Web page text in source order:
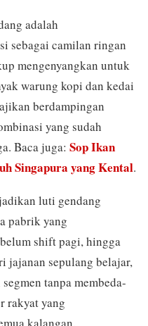
adalah
sebagai camilan ringan
mengenyangkan untuk
warung kopi dan kedai
berdampingan
yang sudah
Baca juga: Sop Ikan
Singapura yang Kental.
luti gendang
pabrik yang
shift pagi, hingga
jajanan sepulang belajar,
tanpa membeda-
rakyat yang
kalangan.